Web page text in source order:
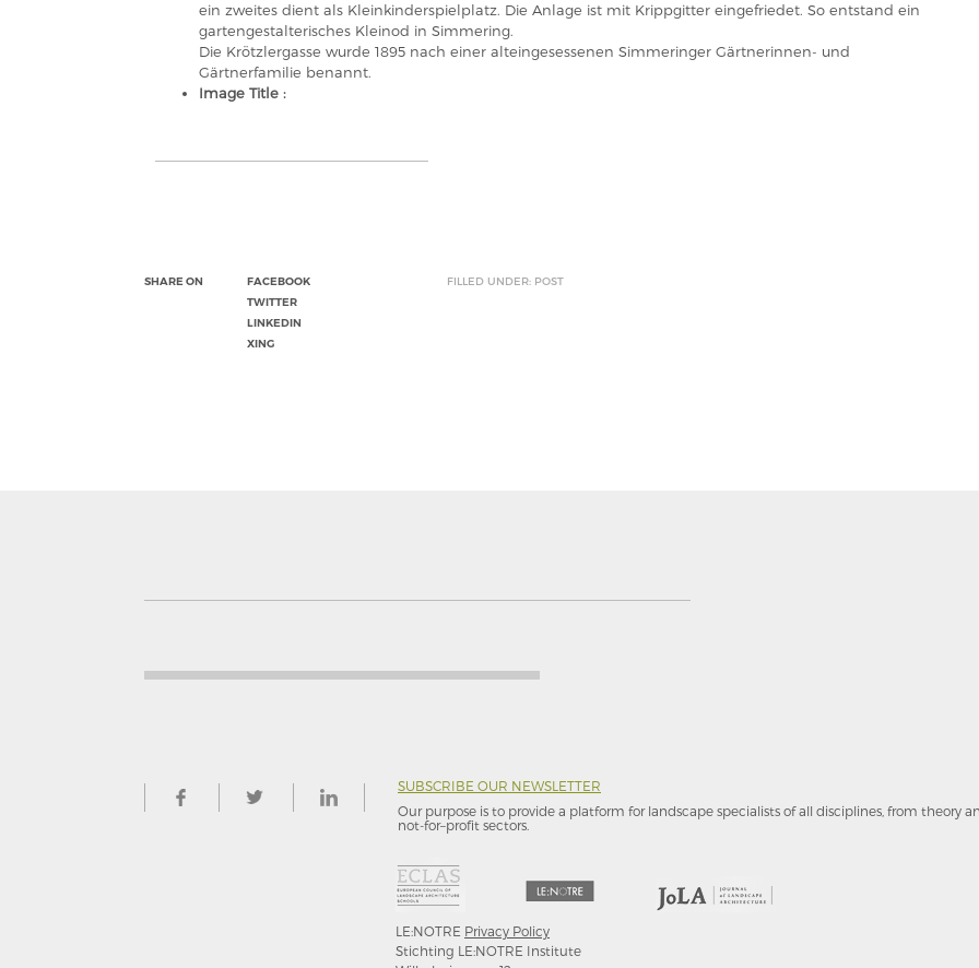
ein zweites dient als Kleinkinderspielplatz. Die Anlage ist mit Krippgitter eingefriedet. So entstand ein
gartengestalterisches Kleinod in Simmering.
Die Krötzlergasse wurde 1895 nach einer alteingesessenen Simmeringer Gärtnerinnen- und
Gärtnerfamilie benannt.
Image Title :
SHARE ON
FACEBOOK
TWITTER
LINKEDIN
XING
FILLED UNDER: POST
SUBSCRIBE OUR NEWSLETTER
Our purpose is to provide a platform for landscape specialists of all disciplines, from theory
not-for–profit sectors.
LE:NOTRE Privacy Policy
Stichting LE:NOTRE Institute